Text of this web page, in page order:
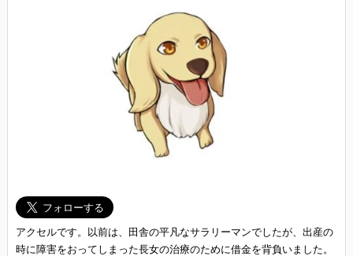
アクセルです。以前は、田舎の平凡なサラリーマンでしたが、出産の
時に障害をおってしまった長女の治療のために借金を背負いました。